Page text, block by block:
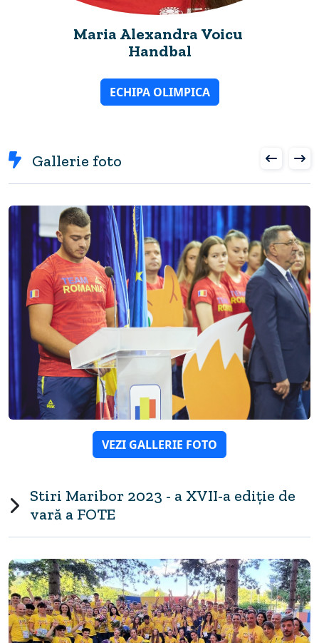
Maria Alexandra Voicu
Handbal
ECHIPA OLIMPICA
Gallerie foto
VEZI GALLERIE FOTO
Stiri Maribor 2023 - a XVII-a ediție de
vară a FOTE